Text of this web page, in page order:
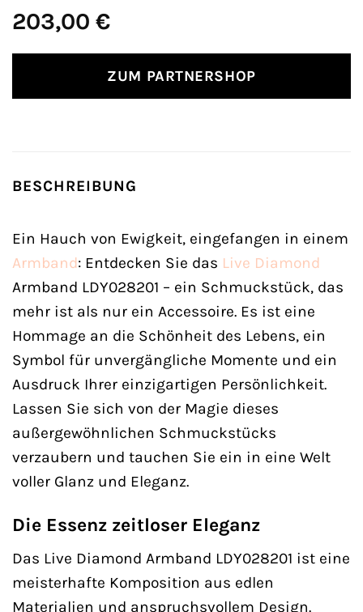
203,00 €
ZUM PARTNERSHOP
BESCHREIBUNG
Ein Hauch von Ewigkeit, eingefangen in einem
Armband: Entdecken Sie das Live Diamond
Armband LDY028201 – ein Schmuckstück, das
mehr ist als nur ein Accessoire. Es ist eine
Hommage an die Schönheit des Lebens, ein
Symbol für unvergängliche Momente und ein
Ausdruck Ihrer einzigartigen Persönlichkeit.
Lassen Sie sich von der Magie dieses
außergewöhnlichen Schmuckstücks
verzaubern und tauchen Sie ein in eine Welt
voller Glanz und Eleganz.
Die Essenz zeitloser Eleganz
Das Live Diamond Armband LDY028201 ist eine
meisterhafte Komposition aus edlen
Materialien und anspruchsvollem Design.